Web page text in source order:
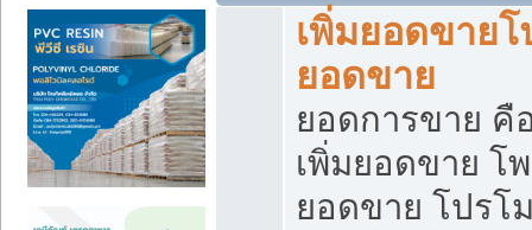
เพิ่มยอดขาย
ยอดขาย
ยอดการขาย คื
เพิ่มยอดขาย โ
ยอดขาย โปรโ